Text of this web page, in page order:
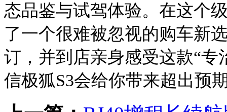
态品鉴与试驾体验。 在这个
了一个很难被忽视的购车新
订，并到店亲身感受这款“专
信极狐S3会给你带来超出预